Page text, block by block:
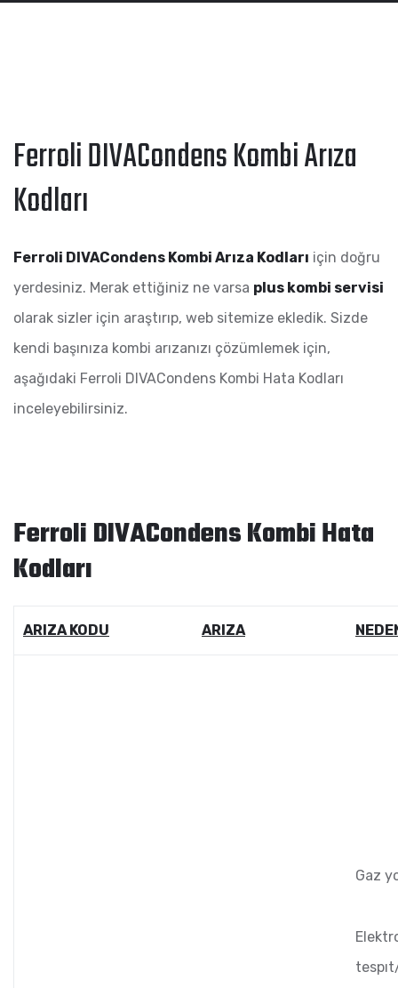
Ferroli DIVACondens Kombi Arıza
Kodları
Ferroli DIVACondens Kombi Arıza Kodları için doğru
yerdesiniz. Merak ettiğiniz ne varsa plus kombi servisi
olarak sizler için araştırıp, web sitemize ekledik. Sizde
kendi başınıza kombi arızanızı çözümlemek için,
aşağıdaki Ferroli DIVACondens Kombi Hata Kodları
inceleyebilirsiniz.
Ferroli DIVACondens Kombi Hata
Kodları
ARIZA KODU ARIZA
Gaz